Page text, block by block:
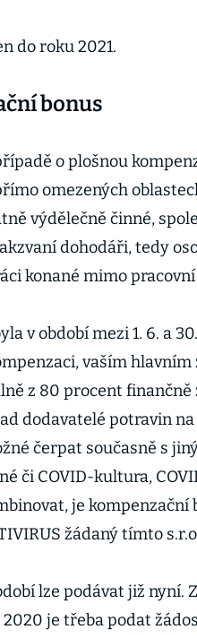
do roku 2021.
bonus
o plošnou
omezených
výdělečně činné,
dohodáři, tedy
konané mimo
v období mezi 1. 6. a
vaším hlavním
z 80 procent finančně
dodavatelé potravin
čerpat současně s
či COVID-kultura,
je kompenzační
žádaný tímto
lze podávat již nyní.
2020 je třeba podat